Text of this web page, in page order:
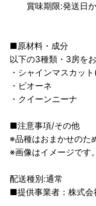
賞味期限:発送日か
■原材料・成分
以下の3種類・3房を
・シャインマスカッ
・ピオーネ
・クイーンニーナ
■注意事項/その他
※品種はおまかせのた
※画像はイメージです。
配送種別:通常
■提供事業者：株式会